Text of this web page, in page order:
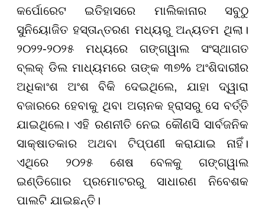
କର୍ପୋରେଟ ଇତିହାସରେ ମାଲିକାନାର ସବୁଠୁ
ସୁନିୟୋଜିତ ହସ୍ତାନ୍ତରଣ ମଧ୍ୟରୁ ଅନ୍ୟତମ ଥିଲା।
୨୦୨୨-୨୦୨୫ ମଧ୍ୟରେ ଗଙ୍ଗୱାଲ ସଂସ୍ଥାଗତ
ବ୍ଲକ୍ ଡିଲ ମାଧ୍ୟମରେ ତାଙ୍କ ୩୭% ଅଂଶିଦାରୀର
ଅଧିକାଂଶ ଅଂଶ ବିକି ଦେଇଥିଲେ, ଯାହା ଦ୍ୱାରା
ବଜାରରେ ହେବାକୁ ଥିବା ଅଚାନକ ହ୍ରାସରୁ ସେ ବର୍ତ୍ତି
ଯାଇଥିଲେ। ଏହି ରଣନୀତି ନେଇ କୌଣସି ସାର୍ବଜନିକ
ସାକ୍ଷାତକାର ଅଥବା ଟିପ୍ପଣୀ କରାଯାଇ ନାହିଁ।
ଏଥିରେ ୨୦୨୫ ଶେଷ ବେଳକୁ ଗଙ୍ଗୱାଲ
ଇଣ୍ଡିଗୋର ପ୍ରମୋଟରରୁ ସାଧାରଣ ନିବେଶକ
ପାଲଟି ଯାଇଛନ୍ତି।